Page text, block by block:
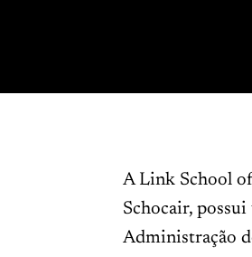
A Link School
Schocair,
Administração